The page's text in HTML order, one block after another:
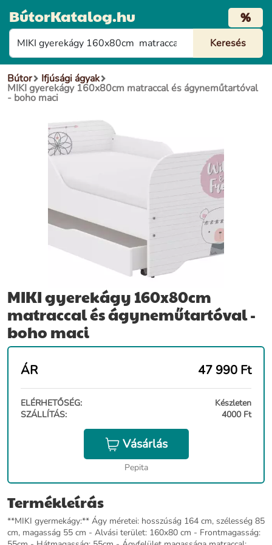
BútorKatalog.hu %
Bútor Ifjúsági ágyak
MIKI gyerekágy 160x80cm matraccal és ágyneműtartóval
- boho maci
MIKI gyerekágy 160x80cm
matraccal és ágyneműtartóval -
boho maci
ÁR 47 990 Ft
ELÉRHETŐSÉG:
Készleten
SZÁLLÍTÁS:
4000 Ft
Vásárlás
Pepita
Termékleírás
**MIKI gyermekágy:** Ágy méretei: hosszúság 164 cm, szélesség 85
cm, magasság 55 cm - Alvási terület: 160x80 cm - Frontmagasság: